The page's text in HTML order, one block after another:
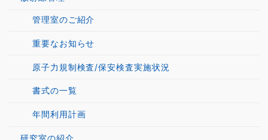
管理室のご紹介
重要なお知らせ
原子力規制検査/保安検査実施状況
書式の一覧
年間利用計画
研究室の紹介